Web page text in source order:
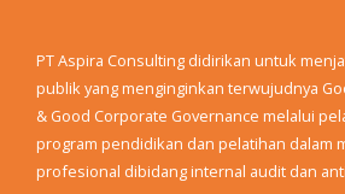
PT Aspira Consulting didirikan untuk
publik yang menginginkan terwujudnya
& Good Corporate Governance melalui
program pendidikan dan pelatihan dalam
profesional dibidang internal audit dan